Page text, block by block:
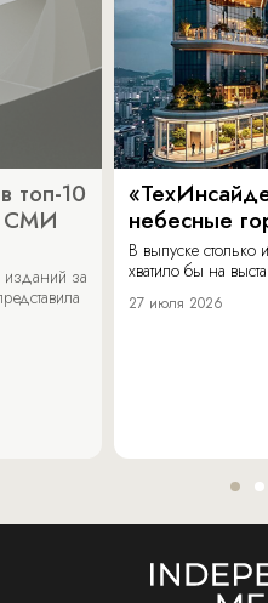
топ-10
СМИ
изданий за
небесные
В выпуске столько
хватило бы на
27 июля 2026